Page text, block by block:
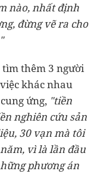
nào, nhất định
đừng vẽ ra cho
thêm 3 người
khác nhau
ứng, "tiền
nghiên cứu sản
30 vạn mà tôi
vì là lần đầu
phương án